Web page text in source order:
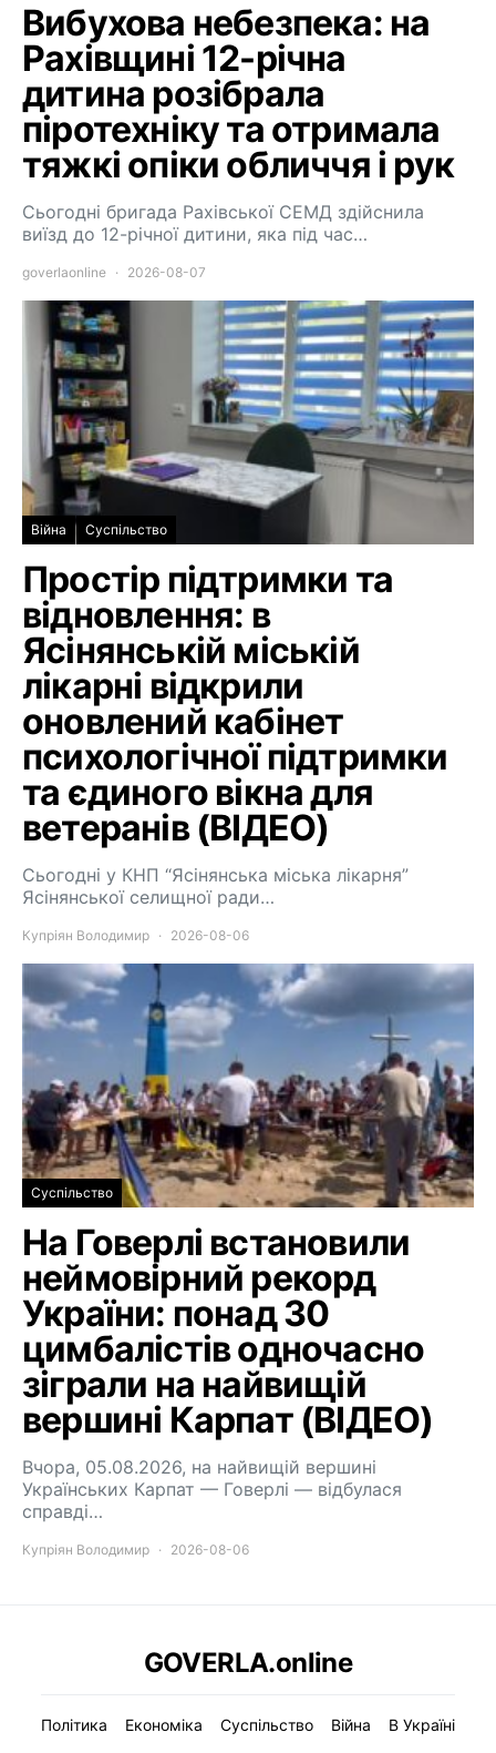
Вибухова небезпека: на
Рахівщині 12-річна
дитина розібрала
піротехніку та отримала
тяжкі опіки обличчя і рук
Сьогодні бригада Рахівської СЕМД здійснила
виїзд до 12-річної дитини, яка під час…
goverlaonline 2026-08-07
Війна Суспільство
Простір підтримки та
відновлення: в
Ясінянській міській
лікарні відкрили
оновлений кабінет
психологічної підтримки
та єдиного вікна для
ветеранів (ВІДЕО)
Сьогодні у КНП “Ясінянська міська лікарня”
Ясінянської селищної ради…
Купріян Володимир 2026-08-06
Суспільство
На Говерлі встановили
неймовірний рекорд
України: понад 30
цимбалістів одночасно
зіграли на найвищій
вершині Карпат (ВІДЕО)
Вчора, 05.08.2026, на найвищій вершині
Українських Карпат — Говерлі — відбулася
справді…
Купріян Володимир 2026-08-06
GOVERLA.online
Політика Економіка Суспільство Війна В Україні